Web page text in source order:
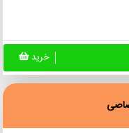
خرید